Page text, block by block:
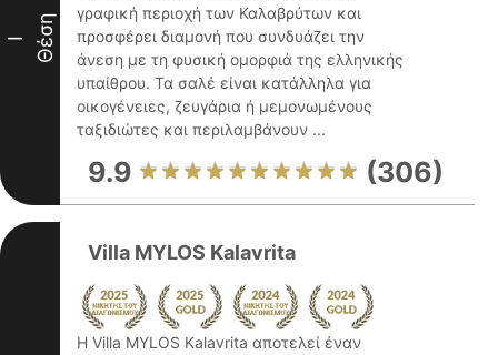
I Θέση
γραφική περιοχή των Καλαβρύτων και
προσφέρει διαμονή που συνδυάζει την
άνεση με τη φυσική ομορφιά της ελληνικής
υπαίθρου. Τα σαλέ είναι κατάλληλα για
οικογένειες, ζευγάρια ή μεμονωμένους
ταξιδιώτες και περιλαμβάνουν ...
9.9 (306)
Villa MYLOS Kalavrita
Η Villa MYLOS Kalavrita αποτελεί έναν